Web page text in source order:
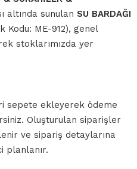
altında sunulan SU BARDAĞI
Kodu: ME-912), genel
stoklarımızda yer
sepete ekleyerek ödeme
Oluşturulan siparişler
ve sipariş detaylarına
planlanır.